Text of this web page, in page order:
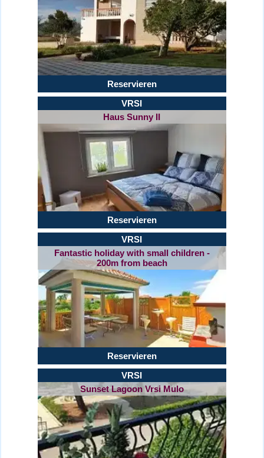
Reservieren
VRSI
Haus Sunny II
Reservieren
VRSI
Fantastic holiday with small children -
200m from beach
Reservieren
VRSI
Sunset Lagoon Vrsi Mulo